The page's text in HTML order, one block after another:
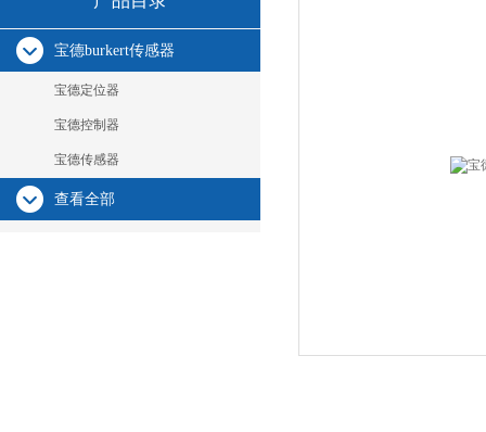
宝德burkert传感器
宝德定位器
宝德控制器
宝德传感器
查看全部